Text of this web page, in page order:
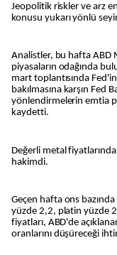
Jeopolitik riskler ve arz
konusu yukarı yönlü
Analistler, bu hafta ABD
piyasaların odağında
mart toplantısında
bakılmasına karşın Fed
yönlendirmelerin emtia
kaydetti.
Değerli metal
hakimdi.
Geçen hafta ons
yüzde 2,2, platin yüzde
fiyatları, ABD'de
oranlarını düşüreceği